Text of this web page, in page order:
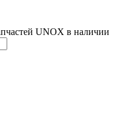
UNOX в наличии